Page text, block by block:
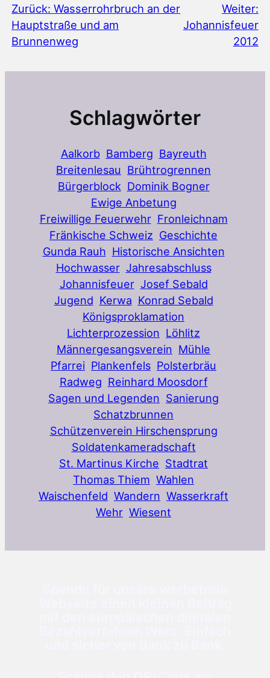
Zurück:Wasserrohrbruch an der
Hauptstraße und am
Brunnenweg
Weiter:
Johannisfeuer
2012
Schlagwörter
Aalkorb Bamberg Bayreuth
Breitenlesau Brühtrogrennen
Bürgerblock Dominik Bogner
Ewige Anbetung
Freiwillige Feuerwehr Fronleichnam
Fränkische Schweiz Geschichte
Gunda Rauh Historische Ansichten
Hochwasser Jahresabschluss
Johannisfeuer Josef Sebald
Jugend Kerwa Konrad Sebald
Königsproklamation
Lichterprozession Löhlitz
Männergesangsverein Mühle
Pfarrei Plankenfels Polsterbräu
Radweg Reinhard Moosdorf
Sagen und Legenden Sanierung
Schatzbrunnen
Schützenverein Hirschensprung
Soldatenkameradschaft
St. Martinus Kirche Stadtrat
Thomas Thiem Wahlen
Waischenfeld Wandern Wasserkraft
Wehr Wiesent